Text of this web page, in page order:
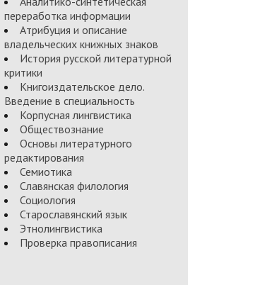
переработка информации
Атрибуция и описание
владельческих книжных знаков
История русской литературной
критики
Книгоиздательское дело.
Введение в специальность
Корпусная лингвистика
Обществознание
Основы литературного
редактирования
Семиотика
Славянская филология
Социология
Старославянский язык
Этнолингвистика
Проверка правописания